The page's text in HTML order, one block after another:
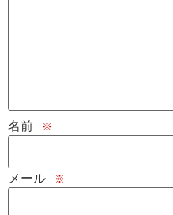
名前 ※
メール ※